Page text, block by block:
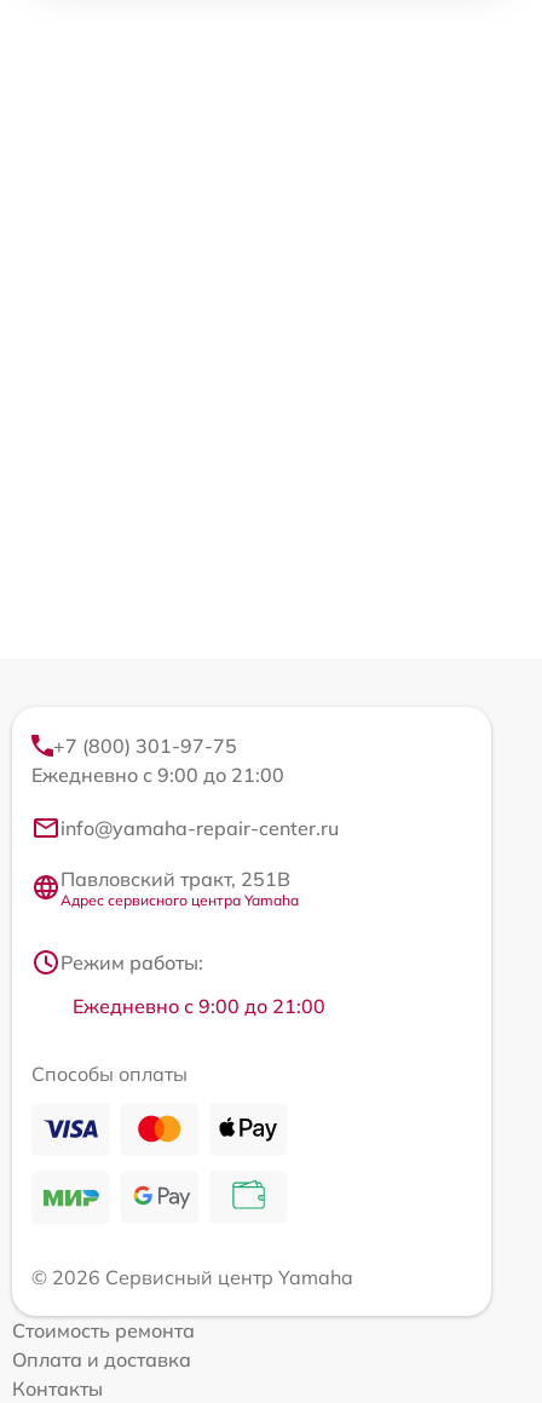
+7 (800) 301-97-75
Ежедневно с 9:00 до 21:00
info@yamaha-repair-center.ru
Павловский тракт, 251В
Адрес сервисного центра Yamaha
Режим работы:
Ежедневно с 9:00 до 21:00
Способы оплаты
© 2026 Сервисный центр Yamaha
Стоимость ремонта
Оплата и доставка
Контакты